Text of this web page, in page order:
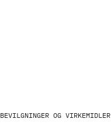
BEVILGNINGER OG VIRKEMIDLER